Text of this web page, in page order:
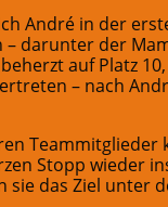
André in der
– darunter der
auf Platz
– nach
Teammitglieder
Stopp wieder
sie das Ziel unter